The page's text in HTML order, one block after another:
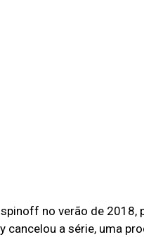
no verão de 2018,
cancelou a série, uma